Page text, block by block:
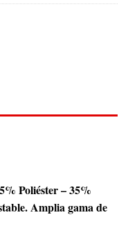
Poliéster – 35%
Amplia gama de